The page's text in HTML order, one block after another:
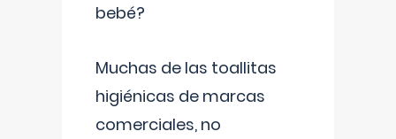
bebé?
Muchas de las toallitas
higiénicas de marcas
comerciales, no